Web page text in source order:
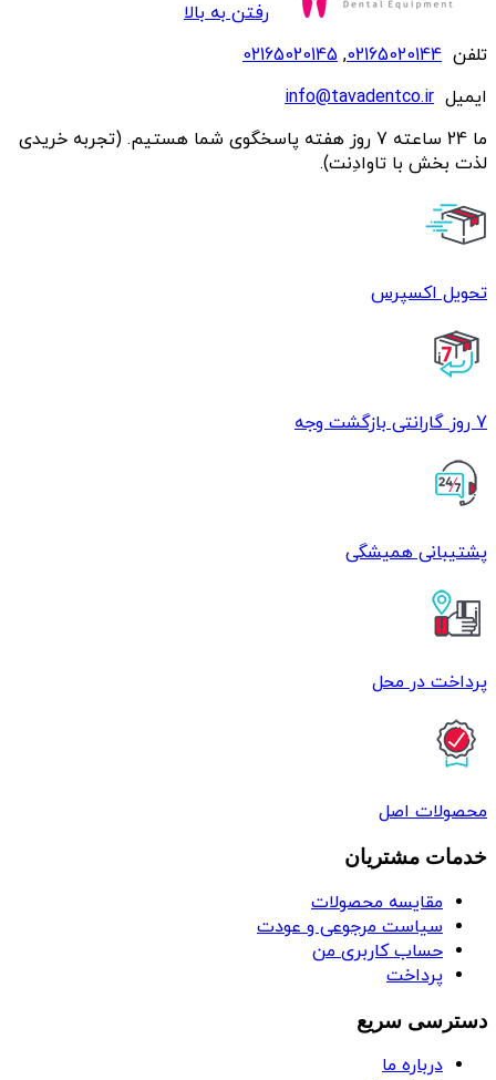
رفتن به بالا
تلفن 02165020144
,
02165020145
ایمیل info@tavadentco.ir
ما 24 ساعته 7 روز هفته پاسخگوی شما هستیم. (تجربه خریدی
لذت بخش با تاوادِنت).
تحویل اکسپرس
7 روز گارانتی بازگشت وجه
پشتیبانی همیشگی
پرداخت در محل
محصولات اصل
خدمات مشتریان
مقایسه محصولات
سیاست مرجوعی و عودت
حساب کاربری من
پرداخت
دسترسی سریع
درباره ما